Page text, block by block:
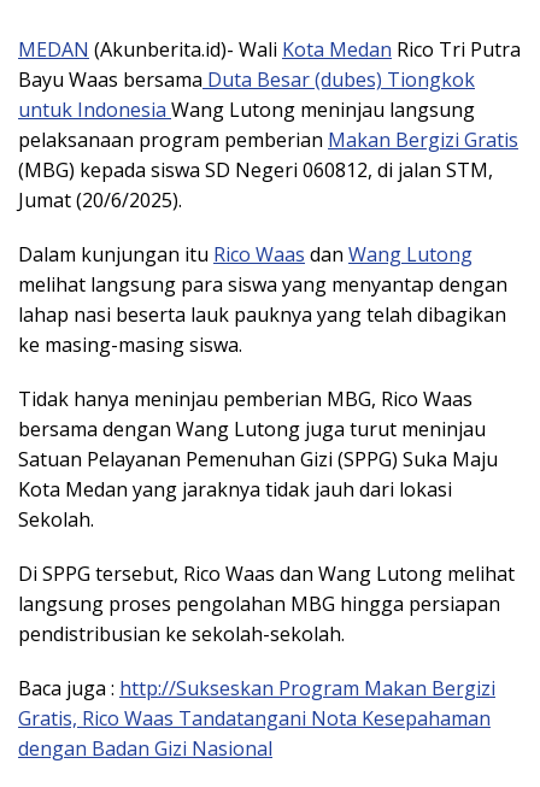
MEDAN (Akunberita.id)- Wali Kota Medan Rico Tri Putra
Bayu Waas bersama Duta Besar (dubes) Tiongkok
untuk Indonesia Wang Lutong meninjau langsung
pelaksanaan program pemberian Makan Bergizi Gratis
(MBG) kepada siswa SD Negeri 060812, di jalan STM,
Jumat (20/6/2025).
Dalam kunjungan itu Rico Waas dan Wang Lutong
melihat langsung para siswa yang menyantap dengan
lahap nasi beserta lauk pauknya yang telah dibagikan
ke masing-masing siswa.
Tidak hanya meninjau pemberian MBG, Rico Waas
bersama dengan Wang Lutong juga turut meninjau
Satuan Pelayanan Pemenuhan Gizi (SPPG) Suka Maju
Kota Medan yang jaraknya tidak jauh dari lokasi
Sekolah.
Di SPPG tersebut, Rico Waas dan Wang Lutong melihat
langsung proses pengolahan MBG hingga persiapan
pendistribusian ke sekolah-sekolah.
Baca juga : http://Sukseskan Program Makan Bergizi
Gratis, Rico Waas Tandatangani Nota Kesepahaman
dengan Badan Gizi Nasional